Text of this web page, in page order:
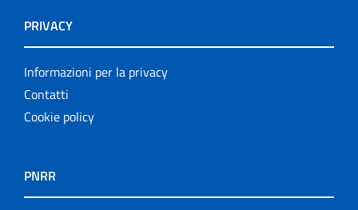
PRIVACY
Informazioni per la privacy
Contatti
Cookie policy
PNRR